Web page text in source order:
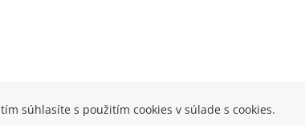
súhlasíte s použitím cookies v súlade s cookies.